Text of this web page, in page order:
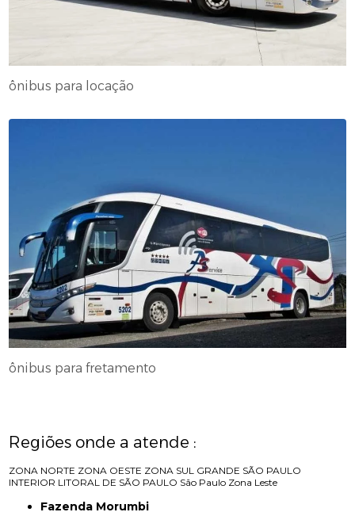
ônibus para locação
ônibus para fretamento
Regiões onde a atende :
ZONA NORTE ZONA OESTE ZONA SUL GRANDE SÃO PAULO
INTERIOR LITORAL DE SÃO PAULO São Paulo Zona Leste
Fazenda Morumbi